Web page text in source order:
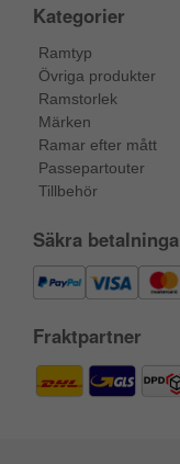
Kategorier
Ramtyp
Övriga produkter
Ramstorlek
Märken
Ramar efter mått
Passepartouter
Tillbehör
Säkra
Fraktpartner